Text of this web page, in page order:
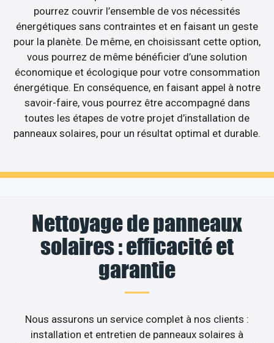
pourrez couvrir l’ensemble de vos nécessités
énergétiques sans contraintes et en faisant un geste
pour la planète. De même, en choisissant cette option,
vous pourrez de même bénéficier d’une solution
économique et écologique pour votre consommation
énergétique. En conséquence, en faisant appel à notre
savoir-faire, vous pourrez être accompagné dans
toutes les étapes de votre projet d’installation de
panneaux solaires, pour un résultat optimal et durable.
Nettoyage de panneaux
solaires : efficacité et
garantie
Nous assurons un service complet à nos clients :
installation et entretien de panneaux solaires à